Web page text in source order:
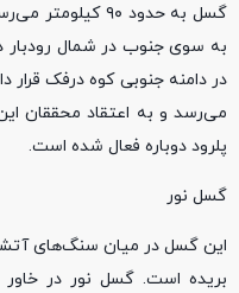
گسل به حدود ۹۰
به سوی جنوب در شمال رودبار
در دامنه جنوبی کوه درفک قرار
پلرود دوباره فعال شده است.
گسل نور
این گسل در میان سنگ‌های
بریده است. گسل نور در خاور